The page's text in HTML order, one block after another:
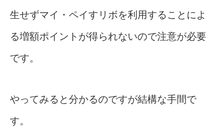
生せずマイ・ペイすリボを利用することによ
る増額ポイントが得られないので注意が必要
です。
やってみると分かるのですが結構な手間で
す。